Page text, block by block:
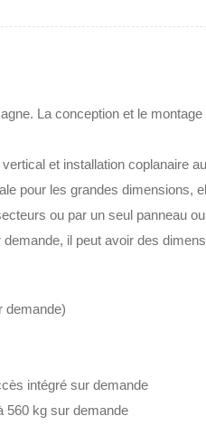
La conception et le
et installation coplanaire
pour les grandes dimensions,
ou par un seul panneau
il peut avoir des
demande)
intégré sur demande
560 kg sur demande